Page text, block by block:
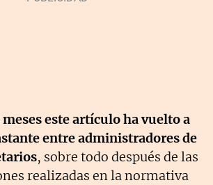
este artículo ha vuelto a
entre administradores de
, sobre todo después de las
realizadas en la normativa